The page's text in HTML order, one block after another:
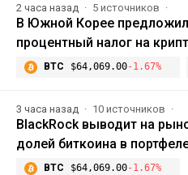
2 часа назад 5 источников
В Южной Корее
процентный налог на
BTC $64,069.00-1.67%
3 часа назад 10 источников
BlackRock выводит на
долей биткоина в
BTC $64,069.00-1.67%